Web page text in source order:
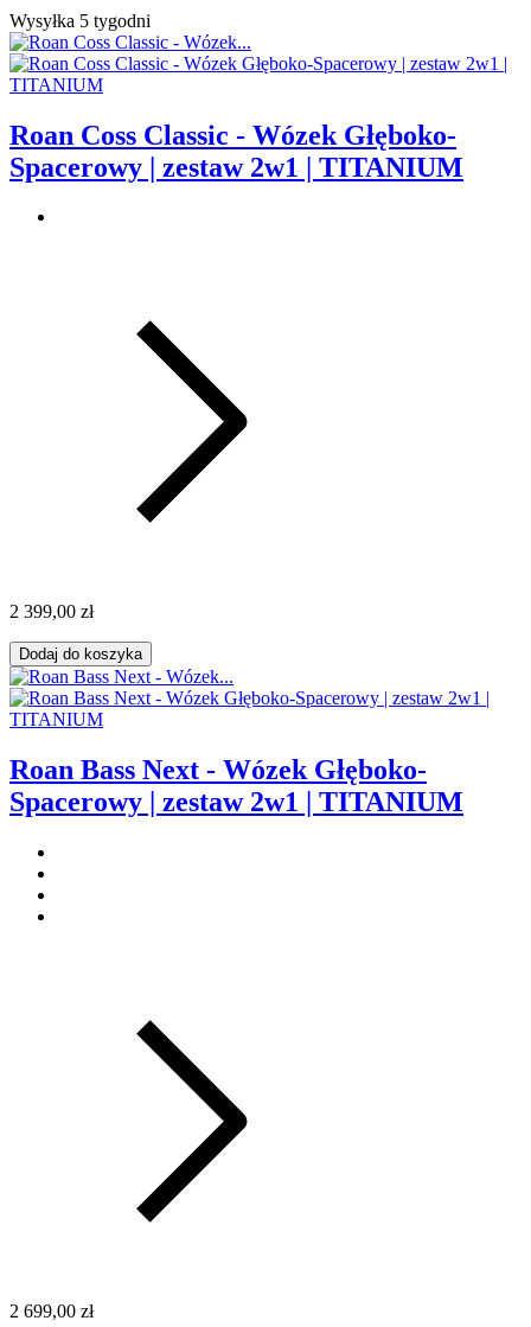
Wysyłka 5 tygodni
Roan Coss Classic - Wózek Głęboko-
Spacerowy | zestaw 2w1 | TITANIUM
2 399,00 zł
Dodaj do koszyka
Roan Bass Next - Wózek Głęboko-
Spacerowy | zestaw 2w1 | TITANIUM
2 699,00 zł